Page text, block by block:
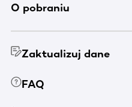
O pobraniu
Zaktualizuj dane
FAQ